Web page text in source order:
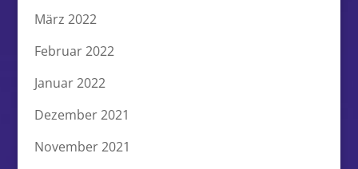
März 2022
Februar 2022
Januar 2022
Dezember 2021
November 2021